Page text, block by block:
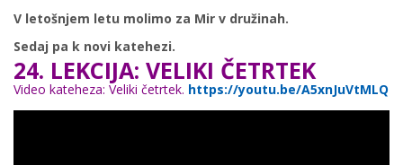
V letošnjem letu molimo za Mir v družinah.
Sedaj pa k novi katehezi.
24. LEKCIJA: VELIKI ČETRTEK
Video kateheza: Veliki četrtek. https://youtu.be/A5xnJuVtMLQ